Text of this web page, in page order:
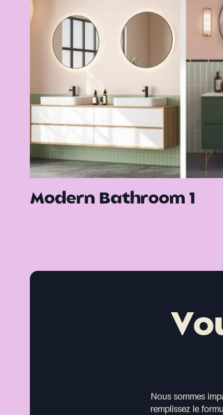
Modern Bathroom 1
Nous sommes
remplissez le